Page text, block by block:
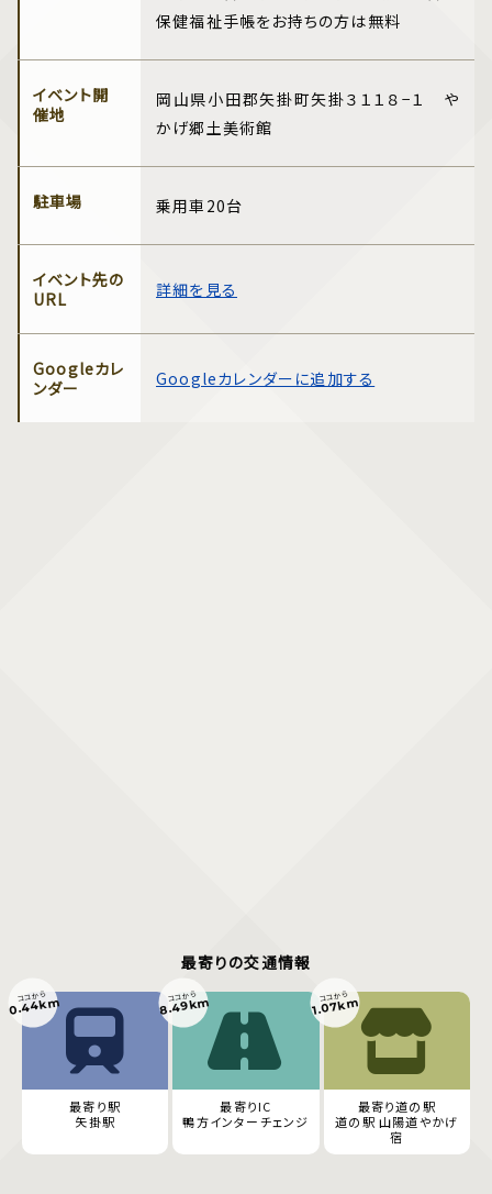
保健福祉手帳をお持ちの方は無料
イベント開
催地
岡山県小田郡矢掛町矢掛３１１８−１ や
かげ郷土美術館
駐車場 乗用車20台
イベント先の
URL
詳細を見る
Googleカレ
ンダー
Googleカレンダーに追加する
最寄りの交通情報
最寄り駅
矢掛駅
ココから
0.44km
最寄りIC
鴨方インターチェンジ
ココから
8.49km
最寄り道の駅
道の駅 山陽道やかげ
宿
ココから
1.07km